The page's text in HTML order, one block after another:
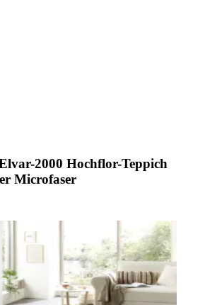
2000 Hochflor-Teppich
Microfaser